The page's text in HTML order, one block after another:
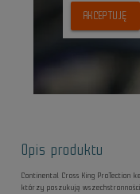
AKCEPTUJĘ
Opis produktu
Continental Cross King
którzy poszukują